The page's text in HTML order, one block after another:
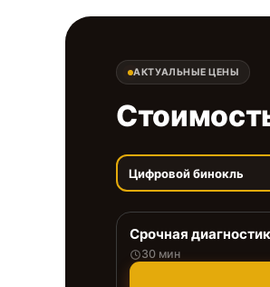
АКТУАЛЬНЫЕ ЦЕНЫ
Цифровой бинокль
Срочная
30 мин